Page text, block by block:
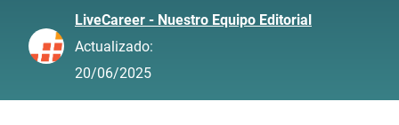
LiveCareer - Nuestro Equipo Editorial
Actualizado:
20/06/2025